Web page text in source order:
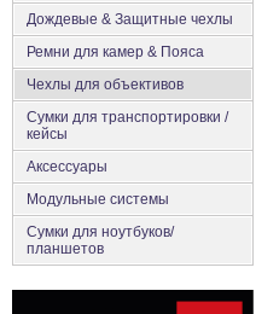
Дождевые & Защитные чехлы
Ремни для камер & Пояса
Чехлы для объективов
Сумки для транспортировки /
кейсы
Аксесcуары
Модульные системы
Сумки для ноутбуков/
планшетов